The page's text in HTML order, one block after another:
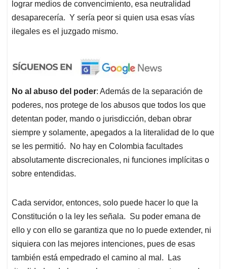
lograr medios de convencimiento, esa neutralidad
desaparecería. Y sería peor si quien usa esas vías
ilegales es el juzgado mismo.
No al abuso del poder: Además de la separación de
poderes, nos protege de los abusos que todos los que
detentan poder, mando o jurisdicción, deban obrar
siempre y solamente, apegados a la literalidad de lo que
se les permitió. No hay en Colombia facultades
absolutamente discrecionales, ni funciones implícitas o
sobre entendidas.
Cada servidor, entonces, solo puede hacer lo que la
Constitución o la ley les señala. Su poder emana de
ello y con ello se garantiza que no lo puede extender, ni
siquiera con las mejores intenciones, pues de esas
también está empedrado el camino al mal. Las